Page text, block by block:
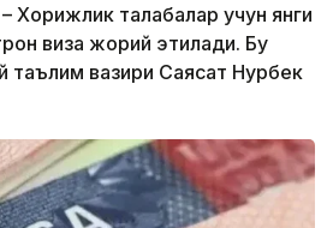
Хорижлик талабалар учун янги
виза жорий этилади. Бу
таълим вазири Саясат Нурбек